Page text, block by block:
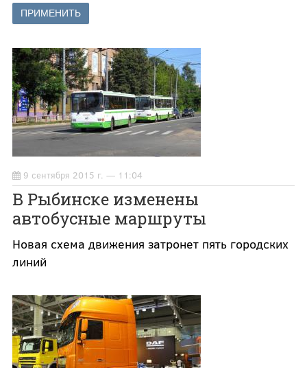
9 сентября 2015 г. — 11:04
В Рыбинске изменены
автобусные маршруты
Новая схема движения затронет пять городских
линий